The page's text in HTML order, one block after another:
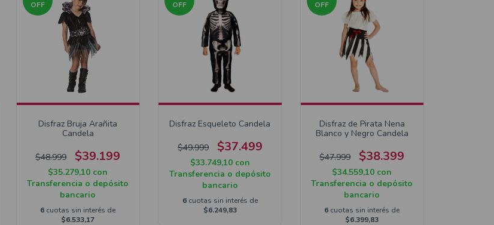
OFF
Disfraz Bruja Arañita
Candela
$48.999 $39.199
$35.279,10 con
Transferencia o depósito
bancario
6 cuotas sin interés de
$6.533,17
OFF
Disfraz Esqueleto Candela
$49.999 $37.499
$33.749,10 con
Transferencia o depósito
bancario
6 cuotas sin interés de
$6.249,83
OFF
Disfraz de Pirata Nena
Blanco y Negro Candela
$47.999 $38.399
$34.559,10 con
Transferencia o depósito
bancario
6 cuotas sin interés de
$6.399,83